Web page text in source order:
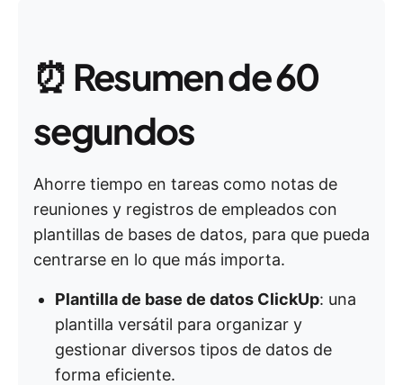
⏰ Resumen de 60
segundos
Ahorre tiempo en tareas como notas de
reuniones y registros de empleados con
plantillas de bases de datos, para que pueda
centrarse en lo que más importa.
Plantilla de base de datos ClickUp: una
plantilla versátil para organizar y
gestionar diversos tipos de datos de
forma eficiente. ​